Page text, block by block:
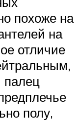
похоже на
на
отличие
палец
полу,